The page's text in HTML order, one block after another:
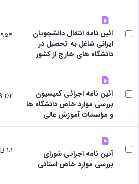
آئین نامه انتقال دانشجویان
ایرانی شاغل به تحصیل در
دانشگاه های خارج از کشور
۹۵۴ KB
آئین نامه اجرائی کمیسیون
بررسی موارد خاص دانشگاه ها
و مؤسسات آموزش عالی
۲٫۲ MB
آئین نامه اجرائی شورای
بررسی موارد خاص استانی
۱٫۱ MB